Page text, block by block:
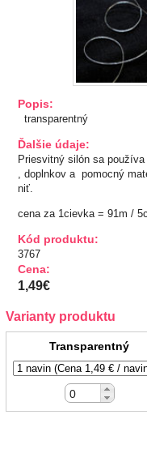
TIPY NA DARČEKY
Aplikácie
Bižutérny kútik
Burda strihy
Dekorácie
Doplnky
Guma
Hobby
Ihly a špendlíky
Popis:
transparentný
Ďalšie údaje:
Priesvitný silón sa
, doplnkov a pomocný
niť.
cena za 1cievka = 91m /
Kód produktu:
3767
Cena:
1,49€
Varianty produktu
Transparentný